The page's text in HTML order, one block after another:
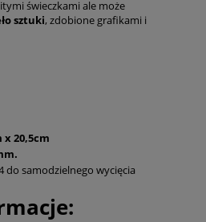
świeczkami ale może
sztuki, zdobione grafikami i
x 20,5cm
do samodzielnego wycięcia